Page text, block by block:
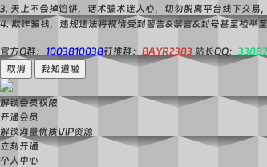
3. 天上不会掉馅饼，话术骗术迷人心，切勿脱离平台线下交易
4. 欺诈骗钱，违规违法将视情受到警告&禁言&封号甚至检举至
官方Q群： 1003810038钉推群： BAYR2383 站长QQ：
取消
我知道啦
解锁会员权限
开通会员
解锁海量优质VIP资源
立刻开通
个人中心